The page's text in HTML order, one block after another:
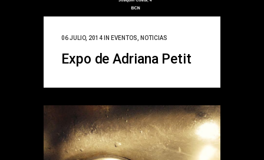
06 JULIO, 2014 IN EVENTOS, NOTICIAS
Expo de Adriana Petit